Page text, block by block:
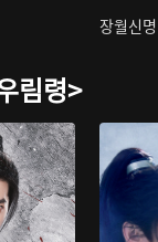
장월신명
림령>